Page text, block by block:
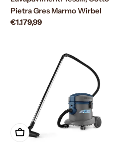
Pietra Gres Marmo Wirbel
Prezzo
€1.179,99
Aggiungi al carrello